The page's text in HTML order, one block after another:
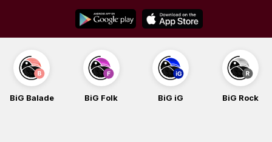
content
BiG Balade BiG Folk BiG iG BiG Rock